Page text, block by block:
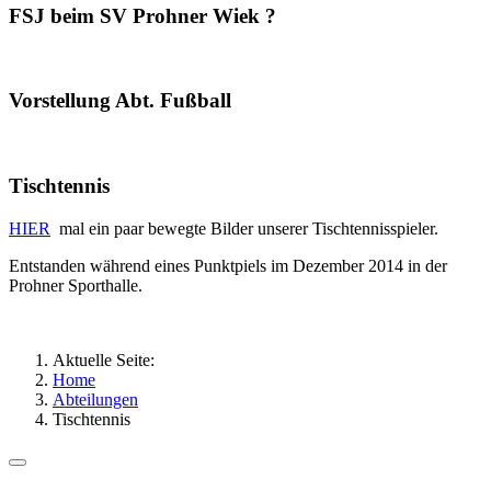
FSJ beim SV Prohner Wiek ?
Vorstellung Abt. Fußball
Tischtennis
HIER mal ein paar bewegte Bilder unserer Tischtennisspieler.
Entstanden während eines Punktpiels im Dezember 2014 in der
Prohner Sporthalle.
Aktuelle Seite:
Home
Abteilungen
Tischtennis